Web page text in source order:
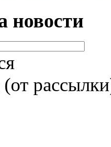
новости
(от